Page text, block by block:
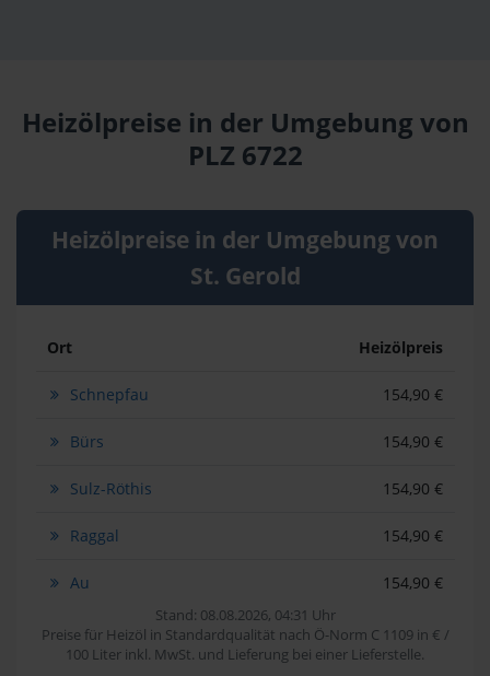
Heizölpreise in der Umgebung von
PLZ 6722
Heizölpreise in der Umgebung von
St. Gerold
Ort Heizölpreis
Schnepfau 154,90 €
Bürs 154,90 €
Sulz-Röthis 154,90 €
Raggal 154,90 €
Au 154,90 €
Stand: 08.08.2026, 04:31 Uhr
Preise für Heizöl in Standardqualität nach Ö-Norm C 1109 in € /
100 Liter inkl. MwSt. und Lieferung bei einer Lieferstelle.